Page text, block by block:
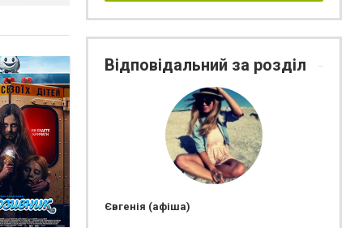
Відповідальний за розділ
Євгенія (афіша)